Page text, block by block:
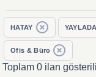
HATAY
Ofis & Büro
Toplam 0 ilan